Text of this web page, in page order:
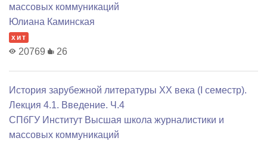
массовых коммуникаций
Юлиана Каминская
хит
20769 26
История зарубежной литературы XX века (I семестр).
Лекция 4.1. Введение. Ч.4
СПбГУ Институт Высшая школа журналистики и
массовых коммуникаций